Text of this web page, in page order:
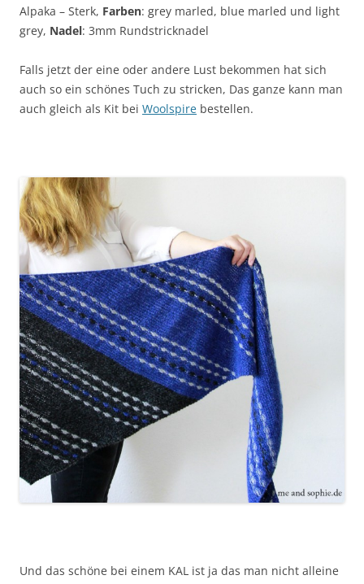
Alpaka – Sterk, Farben: grey marled, blue marled und light
grey, Nadel: 3mm Rundstricknadel
Falls jetzt der eine oder andere Lust bekommen hat sich
auch so ein schönes Tuch zu stricken, Das ganze kann man
auch gleich als Kit bei Woolspire bestellen.
Und das schöne bei einem KAL ist ja das man nicht alleine